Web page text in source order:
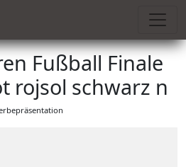
Fußball Finale
rojsol schwarz n